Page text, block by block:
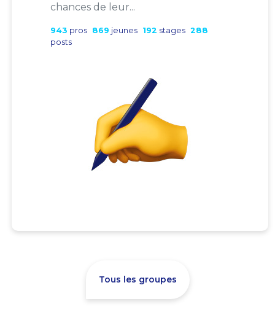
chances de leur...
943 pros 869 jeunes 192 stages 288
posts
Tous les groupes